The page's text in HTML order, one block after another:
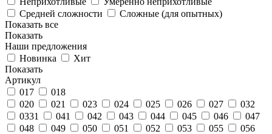
Средней сложности
Сложные (для опытных)
Показать все
Показать
Наши предложения
Новинка
Хит
Показать
Артикул
017
018
020
021 023 024 025 026 027
032
0331
041 042 043 044 045 046
047
048
049 050 051 052 053 055
056